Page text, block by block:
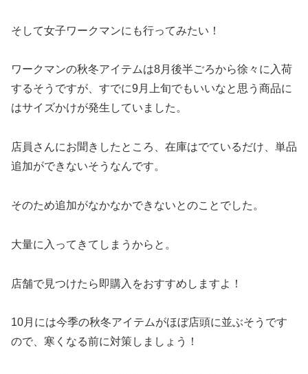
そして女子ワークマンにも行ってみたい！
ワークマンの秋冬アイテムは8月後半ごろから徐々に入荷
するそうですが、すでに9月上旬でもいいなと思う商品に
はサイズかけが発生していました。
店員さんにお聞きしたところ、在庫はでているだけ、単品
追加ができないそうなんです。
そのため追加がなかなかできないとのことでした。
大量に入ってきてしまうからと。
店舗で見つけたら即購入をおすすめしますよ！
10月には今季の秋冬アイテムがほぼ店頭に並ぶそうです
ので、寒くなる前に対策しましょう！